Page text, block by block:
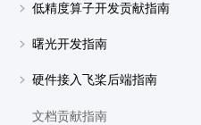
低精度算子开发贡献指南
曙光开发指南
硬件接入飞桨后端指南
文档贡献指南